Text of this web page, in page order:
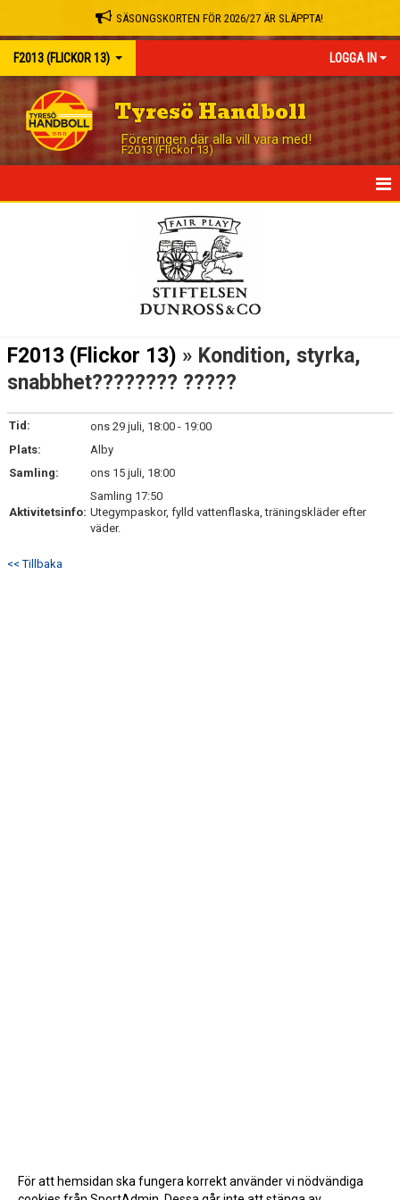
SÄSONGSKORTEN FÖR 2026/27 ÄR SLÄPPTA!
F2013 (FLICKOR 13) LOGGA IN
Tyresö Handboll
Föreningen där alla vill vara med!
F2013 (Flickor 13)
TRUPPEN
KONTAKT
F2013 (Flickor 13) » Kondition, styrka,
snabbhet???????? ?????
Tid:
ons 29 juli, 18:00 - 19:00
Plats:
Alby
Samling:
ons 15 juli, 18:00
Aktivitetsinfo:
Samling 17:50
Utegympaskor, fylld vattenflaska, träningskläder efter
väder.
<< Tillbaka
För att hemsidan ska fungera korrekt använder vi nödvändiga